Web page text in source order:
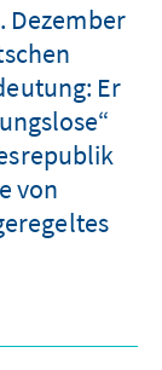
Dezember
Er
von